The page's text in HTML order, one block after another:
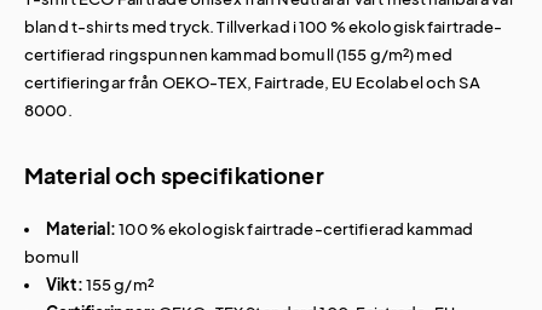
blandt-shirts med tryck. Tillverkad i 100 % ekologisk fairtrade-
certifierad ringspunnen kammad bomull (155 g/m²) med
certifieringar från OEKO-TEX, Fairtrade, EU Ecolabel och SA
8000.
Material och specifikationer
Material:100 % ekologisk fairtrade-certifierad kammad
bomull
Vikt:155 g/m²